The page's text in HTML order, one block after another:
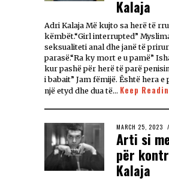
Kalaja
Adri Kalaja Më kujto sa herë të
këmbët.“Girl interrupted”
seksualiteti anal dhe janë të
parasë.“Ra ky mort e u pamë”
kur pashë për herë të parë
i babait” Jam fëmijë. Është hera e
një etyd dhe dua të… Keep
MARCH 25, 2023
Arti si
për
Kalaja